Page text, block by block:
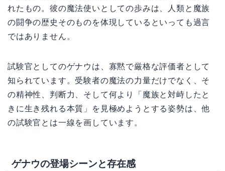
れたもの。彼の魔法使いとしての歩みは、人類と魔族
の闘争の歴史そのものを体現しているといっても過言
ではありません。
試験官としてのゲナウは、寡黙で厳格な評価者として
知られています。受験者の魔法の力量だけでなく、そ
の精神性、判断力、そして何より「魔族と対峙したと
きに生き残れる本質」を見極めようとする姿勢は、他
の試験官とは一線を画しています。
ゲナウの登場シーンと存在感